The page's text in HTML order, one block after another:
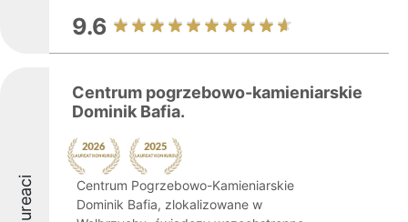
9.6
Laureaci
Centrum pogrzebowo-kamieniarskie
Dominik Bafia.
Centrum Pogrzebowo-Kamieniarskie
Dominik Bafia, zlokalizowane w